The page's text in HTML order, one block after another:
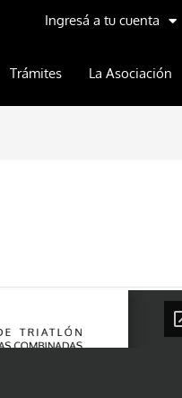
Ingresá a tu cuenta
Trámites La Asociación